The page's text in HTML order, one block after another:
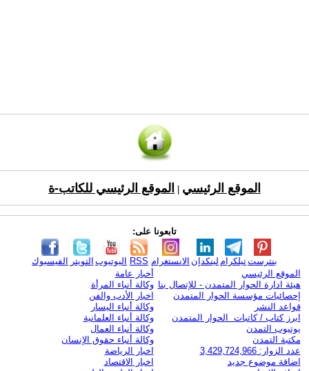
الموقع الرئيسي الموقع الرئيسي للكاتب-ة
تابعونا على:
الفيسبوك التويتر اليوتيوب RSS الانستغرام لينكدإن تيلكرامبنترست
الموقع الرئيسي
هيئة ادارة الحوار المتمدن - للإتصال بنا
إحصائيات مؤسسة الحوار المتمدن
قواعد النشر
ابرز كتاب / كاتبات الحوار المتمدن
يوتيوب التمدن
مكتبة التمدن
عدد الزوار: 3,429,724,966
اضافة موضوع جديد
أخبار عامة
وكالة أنباء المرأة
اخبار الأدب والفن
وكالة أنباء اليسار
وكالة أنباء العلمانية
وكالة أنباء العمال
وكالة أنباء حقوق الإنسان
اخبار الرياضة
اخبار الاقتصاد